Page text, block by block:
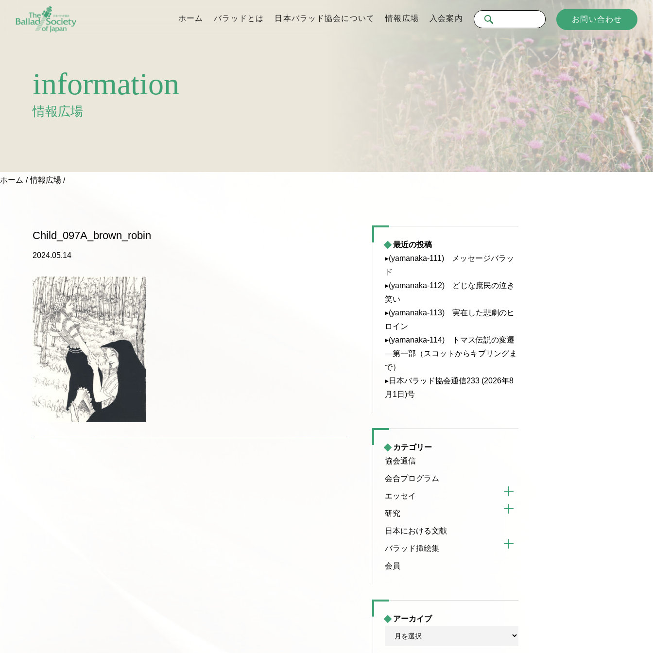
ホーム バラッドとは 日本バラッド協会について 情報広場 入会案内 お問い合わせ
information
情報広場
ホーム 情報広場
Child_097A_brown_robin
2024.05.14
最近の投稿
▸(yamanaka-111) メッセージバラッ
ド
▸(yamanaka-112) どじな庶民の泣き
笑い
▸(yamanaka-113) 実在した悲劇のヒ
ロイン
▸(yamanaka-114) トマス伝説の変遷
—第一部（スコットからキプリングま
で）
▸日本バラッド協会通信233 (2026年8
月1日)号
カテゴリー
協会通信
会合プログラム
エッセイ
研究
日本における文献
バラッド挿絵集
会員
アーカイブ